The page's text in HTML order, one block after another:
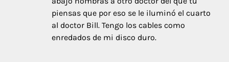
piensas que por eso se le iluminó el cuarto
al doctor Bill. Tengo los cables como
enredados de mi disco duro.